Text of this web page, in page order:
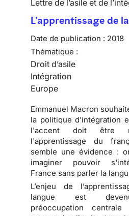
Lettre de l’asile et de
L'apprentissage de
Date de publication : 2018
Thématique :
Droit d’asile
Intégration
Europe
Emmanuel Macron
la politique d'intégration
l'accent doit être
l'apprentissage du
semble une évidence :
imaginer pouvoir
France sans parler la
L’enjeu de
langue est
préoccupation